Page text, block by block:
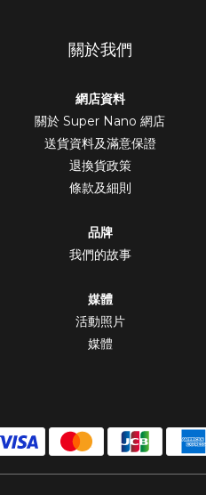
關於我們
網店資料
關於 Super Nano 網店
送貨資料及滿意保證
退換貨政策
條款及細則
品牌
我們的故事
媒體
活動照片
媒體